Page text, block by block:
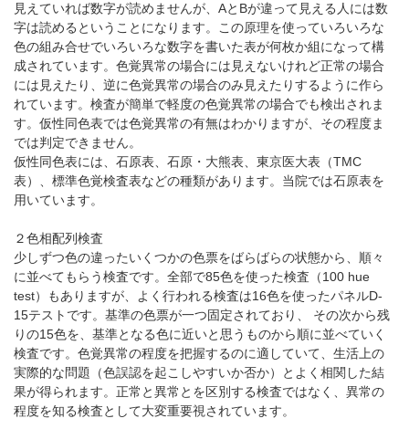
見えていれば数字が読めませんが、AとBが違って見える人には数
字は読めるということになります。この原理を使っていろいろな
色の組み合せでいろいろな数字を書いた表が何枚か組になって構
成されています。色覚異常の場合には見えないけれど正常の場合
には見えたり、逆に色覚異常の場合のみ見えたりするように作ら
れています。検査が簡単で軽度の色覚異常の場合でも検出されま
す。仮性同色表では色覚異常の有無はわかりますが、その程度ま
では判定できません。
仮性同色表には、石原表、石原・大熊表、東京医大表（TMC
表）、標準色覚検査表などの種類があります。当院では石原表を
用いています。
２色相配列検査
少しずつ色の違ったいくつかの色票をばらばらの状態から、順々
に並べてもらう検査です。全部で85色を使った検査（100 hue
test）もありますが、よく行われる検査は16色を使ったパネルD-
15テストです。基準の色票が一つ固定されており、 その次から残
りの15色を、基準となる色に近いと思うものから順に並べていく
検査です。色覚異常の程度を把握するのに適していて、生活上の
実際的な問題（色誤認を起こしやすいか否か）とよく相関した結
果が得られます。正常と異常とを区別する検査ではなく、異常の
程度を知る検査として大変重要視されています。